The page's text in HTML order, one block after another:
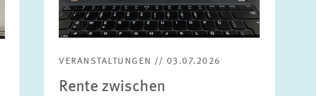
VERANSTALTUNGEN // 03.07.2026
Rente zwischen